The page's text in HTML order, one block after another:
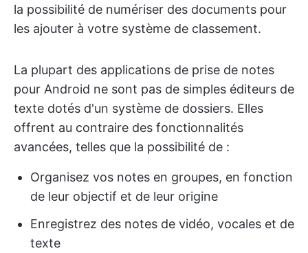
la possibilité de numériser des documents pour
les ajouter à votre système de classement.
La plupart des applications de prise de notes
pour Android ne sont pas de simples éditeurs de
texte dotés d'un système de dossiers. Elles
offrent au contraire des fonctionnalités
avancées, telles que la possibilité de :
Organisez vos notes en groupes, en fonction
de leur objectif et de leur origine
Enregistrez des notes de vidéo, vocales et de
texte